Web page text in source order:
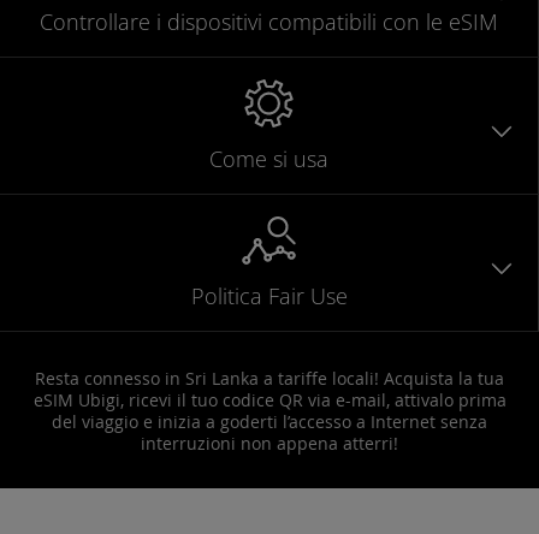
Controllare i dispositivi compatibili con le eSIM
Come si usa
Politica Fair Use
Resta connesso in Sri Lanka a tariffe locali! Acquista la tua
eSIM Ubigi, ricevi il tuo codice QR via e-mail, attivalo prima
del viaggio e inizia a goderti l’accesso a Internet senza
interruzioni non appena atterri!